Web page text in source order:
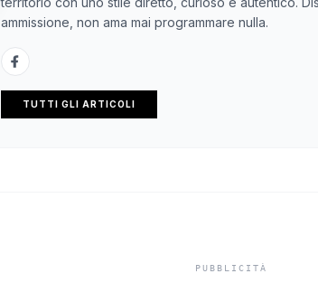
ammissione, non ama mai programmare nulla.
TUTTI GLI ARTICOLI